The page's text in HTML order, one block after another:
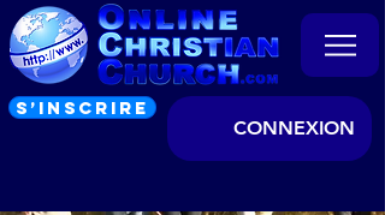
S’INSCRIRE
CONNEXION